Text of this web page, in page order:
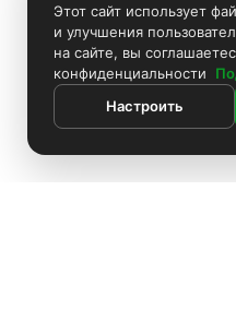
Этот сайт использует
и улучшения
на сайте, вы
конфиденциальности
Настроить